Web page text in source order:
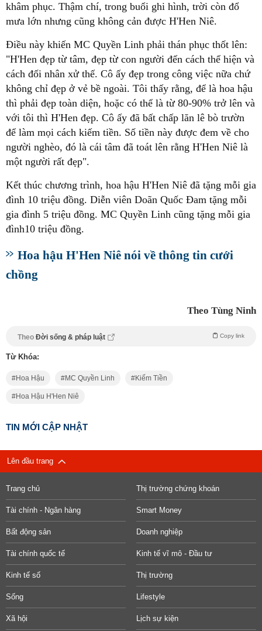
khâm phục. Thậm chí, trong buổi ghi hình, trời còn đổ
mưa lớn nhưng cũng không cản được H'Hen Niê.
Điều này khiến MC Quyền Linh phải thán phục thốt lên:
"H'Hen đẹp từ tâm, đẹp từ con người đến cách thể hiện và
cách đối nhân xử thế. Cô ấy đẹp trong công việc nữa chứ
không chỉ đẹp ở vẻ bề ngoài. Tôi thấy rằng, để là hoa hậu
thì phải đẹp toàn diện, hoặc có thể là từ 80-90% trở lên và
với tôi thì H'Hen đẹp. Cô ấy đã bất chấp lăn lê bò trườn
để làm mọi cách kiếm tiền. Số tiền này được đem về cho
người nghèo, đó là cái tâm đã toát lên rằng H'Hen Niê là
một người rất đẹp".
Kết thúc chương trình, hoa hậu H'Hen Niê đã tặng mỗi gia
đình 10 triệu đồng. Diễn viên Doãn Quốc Đam tặng mỗi
gia đình 5 triệu đồng. MC Quyền Linh cũng tặng mỗi gia
đình10 triệu đồng.
Hoa hậu H'Hen Niê nói về thông tin cưới
chồng
Theo Tùng Ninh
Theo Đời sống & pháp luật Copy link
Từ Khóa:
Hoa Hậu MC Quyền Linh Kiếm Tiền
Hoa Hậu H'Hen Niê
TIN MỚI CẬP NHẬT
Lên đầu trang
Trang chủ Thị trường chứng khoán
Tài chính - Ngân hàng Smart Money
Bất động sản Doanh nghiệp
Tài chính quốc tế Kinh tế vĩ mô - Đầu tư
Kinh tế số Thị trường
Sống Lifestyle
Xã hội Lịch sự kiện